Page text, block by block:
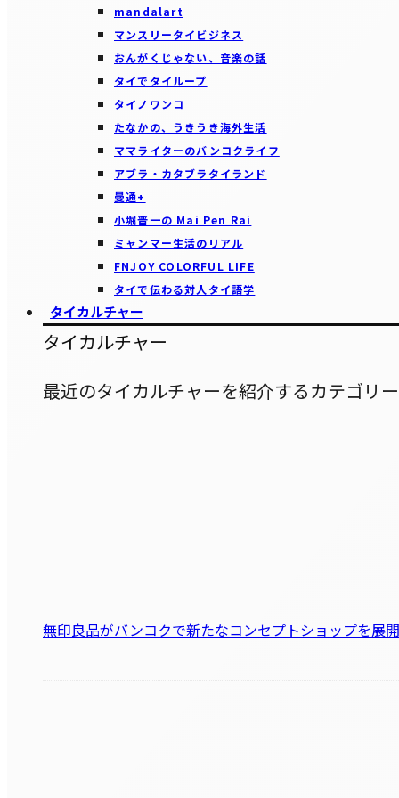
mandalart
マンスリータイビジネス
おんがくじゃない、音楽の話
タイでタイループ
タイノワンコ
たなかの、うきうき海外生活
ママライターのバンコクライフ
アブラ・カタブラタイランド
曼通+
小堀晋一の Mai Pen Rai
ミャンマー生活のリアル
FNJOY COLORFUL LIFE
タイで伝わる対人タイ語学
タイカルチャー
タイカルチャー
最近のタイカルチャーを紹介するカテゴリ
無印良品がバンコクで新たなコンセプトショップを展開